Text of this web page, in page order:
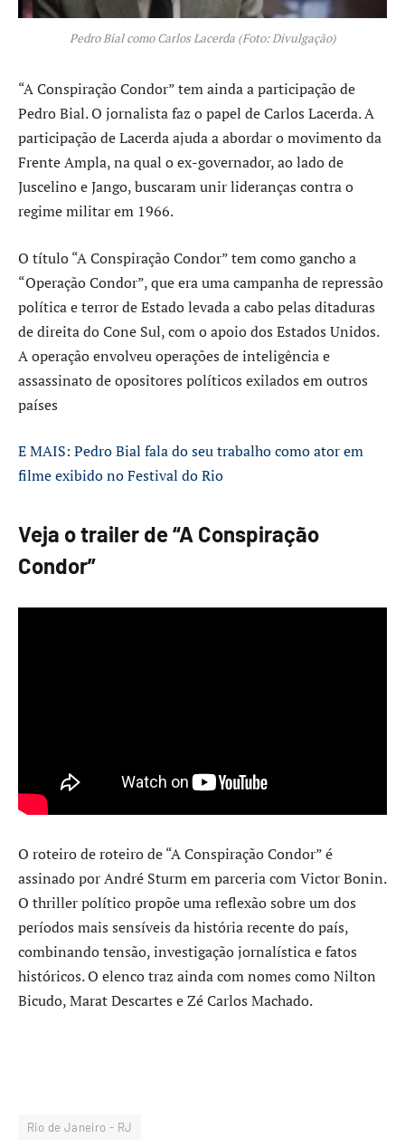
Pedro Bial como Carlos Lacerda (Foto: Divulgação)
“A Conspiração Condor” tem ainda a participação de
Pedro Bial. O jornalista faz o papel de Carlos Lacerda. A
participação de Lacerda ajuda a abordar o movimento da
Frente Ampla, na qual o ex-governador, ao lado de
Juscelino e Jango, buscaram unir lideranças contra o
regime militar em 1966.
O título “A Conspiração Condor” tem como gancho a
“Operação Condor”, que era uma campanha de repressão
política e terror de Estado levada a cabo pelas ditaduras
de direita do Cone Sul, com o apoio dos Estados Unidos.
A operação envolveu operações de inteligência e
assassinato de opositores políticos exilados em outros
países
E MAIS: Pedro Bial fala do seu trabalho como ator em
filme exibido no Festival do Rio
Veja o trailer de “A Conspiração
Condor”
O roteiro de roteiro de “A Conspiração Condor” é
assinado por André Sturm em parceria com Victor Bonin.
O thriller político propõe uma reflexão sobre um dos
períodos mais sensíveis da história recente do país,
combinando tensão, investigação jornalística e fatos
históricos. O elenco traz ainda com nomes como Nilton
Bicudo, Marat Descartes e Zé Carlos Machado.
Rio de Janeiro - RJ